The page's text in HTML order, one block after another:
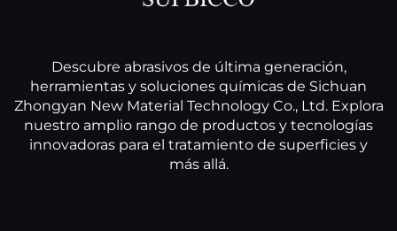
Descubre abrasivos de última generación,
herramientas y soluciones químicas de Sichuan
Zhongyan New Material Technology Co., Ltd. Explora
nuestro amplio rango de productos y tecnologías
innovadoras para el tratamiento de superficies y
más allá.